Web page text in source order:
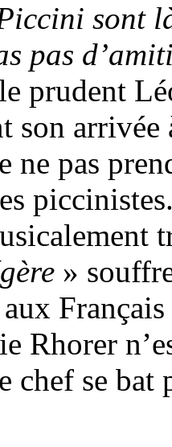
sont
pas
prudent
son
ne pas
»
Rhorer
chef se bat